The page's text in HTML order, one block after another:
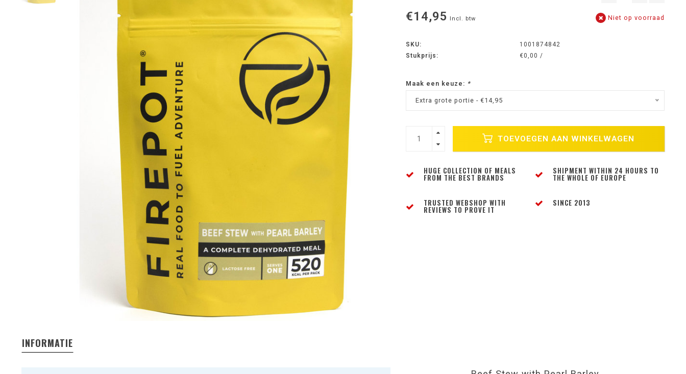
€14,95 Incl. btw Niet op voorraad
SKU:
1001874842
Stukprijs:
€0,00 /
Maak een keuze: *
Extra grote portie - €14,95
TOEVOEGEN AAN WINKELWAGEN
HUGE COLLECTION OF MEALS
FROM THE BEST BRANDS
SHIPMENT WITHIN 24 HOURS TO
THE WHOLE OF EUROPE
TRUSTED WEBSHOP WITH
REVIEWS TO PROVE IT
SINCE 2013
INFORMATIE